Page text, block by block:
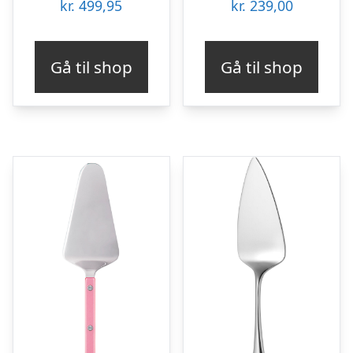
kr. 499,95
Gå til shop
kr. 239,00
Gå til shop